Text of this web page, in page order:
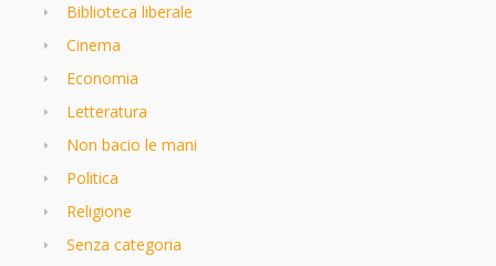
Biblioteca liberale
Cinema
Economia
Letteratura
Non bacio le mani
Politica
Religione
Senza categoria